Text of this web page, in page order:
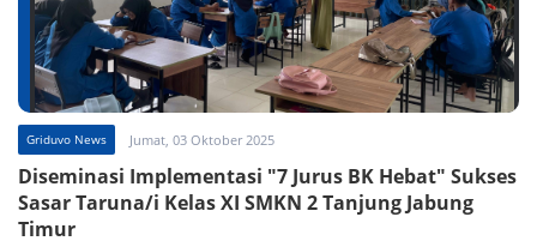
Griduvo News Jumat, 03 Oktober 2025
Diseminasi Implementasi "7 Jurus BK Hebat" Sukses
Sasar Taruna/i Kelas XI SMKN 2 Tanjung Jabung
Timur